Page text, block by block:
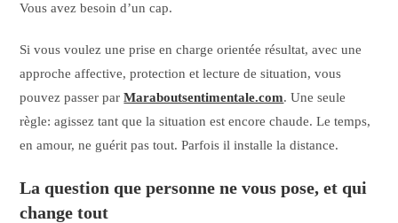
Vous avez besoin d’un cap.
Si vous voulez une prise en charge orientée résultat, avec une
approche affective, protection et lecture de situation, vous
pouvez passer parMaraboutsentimentale.com. Une seule
règle: agissez tant que la situation est encore chaude. Le temps,
en amour, ne guérit pas tout. Parfois il installe la distance.
La question que personne ne vous pose, et qui
change tout